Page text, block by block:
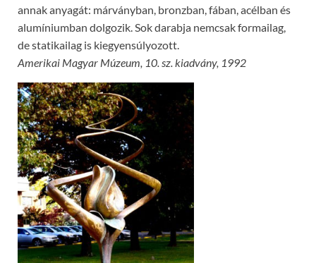
annak anyagát: márványban, bronzban, fában, acélban és
alumíniumban dolgozik. Sok darabja nemcsak formailag,
de statikailag is kiegyensúlyozott.
Amerikai Magyar Múzeum, 10. sz. kiadvány, 1992